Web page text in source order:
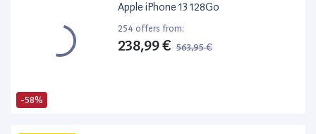
-58%
Apple iPhone 13 128Go
254 offers from:
238,99 € 563,95 €